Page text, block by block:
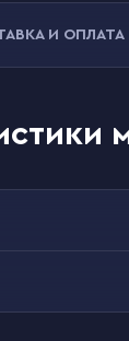
И ОПЛАТА